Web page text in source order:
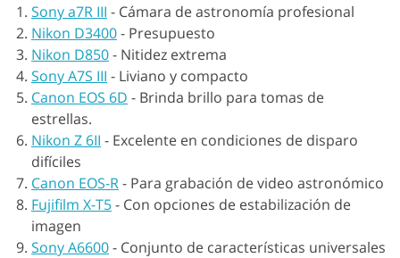
Sony a7R III - Cámara de astronomía profesional
Nikon D3400- Presupuesto
Nikon D850- Nitidez extrema
Sony A7S III - Liviano y compacto
Canon EOS 6D - Brinda brillo para tomas de
estrellas.
Nikon Z 6II - Excelente en condiciones de disparo
difíciles
Canon EOS-R- Para grabación de video astronómico
Fujifilm X-T5- Con opciones de estabilización de
imagen
Sony A6600- Conjunto de características universales